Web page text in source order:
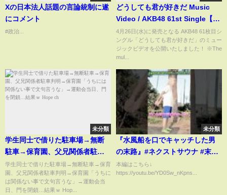
Xの日本法人話題の言論統制に遂
にコメント
#政治...
どうしても君が好きだ Music
Video / AKB48 61st Single【公
式】
4月26日(水)に発売となる AKB48 61枚目シ
ングル「どうしても君が好きだ」のミュー
ジックビデオを公開いたしました！ ※The
mul...
未分類
学生同士で借りた駐車場→無断
駐車→保育園、父兄関係者駐車
判明→保育園「うちには関係な
い事で文句言うな」→運動会当
日、門を閉鎖…結果ｗ Hope ch
学生同士で借りた駐車場→無断駐車→保育
園、父兄関係者駐車判明→保育園「うちに
は関係ない事で文句言うな」→運動会当
日、門を閉鎖…結果ｗ Hop...
未分類
『水風船を口でキャッチした男
の末路』#ネクストサウナ #末路
シリーズ #妄想シリーズ #理想と
現実 #底辺YouTuber
本編はこちら↓
https://youtu.be/YD0Sw_nKpns...